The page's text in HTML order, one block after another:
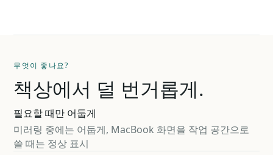
무엇이 좋나요?
책상에서 덜 번거롭게.
필요할 때만 어둡게
미러링 중에는 어둡게, MacBook 화면을 작업 공간으로
쓸 때는 정상 표시